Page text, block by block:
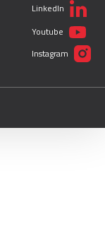
LinkedIn
Youtube
Instagram